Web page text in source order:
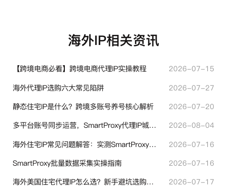
海外IP相关资讯
【跨境电商必看】跨境电商代理IP实操教程
2026-07-15
海外代理IP选购六大常见陷阱
2026-07-27
静态住宅IP是什么？跨境多账号养号核心解析
2026-07-20
多平台账号同步运营，SmartProxy代理IP城市定位功能有哪些实用价值
2026-08-04
海外住宅IP常见问题解答：实测SmartProxy使用经验分享
2026-07-16
SmartProxy批量数据采集实操指南
2026-07-16
海外美国住宅代理IP怎么选？新手避坑选购指南
2026-07-17